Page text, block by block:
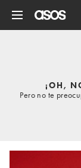
¡OH,
Pero no te